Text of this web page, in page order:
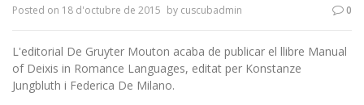
Posted on 18 d'octubre de 2015 by cuscubadmin 0
L'editorial De Gruyter Mouton acaba de publicar el llibre Manual
of Deixis in Romance Languages, editat per Konstanze
Jungbluth i Federica De Milano.